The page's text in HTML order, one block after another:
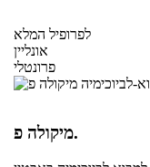
לפרופיל המלא
אונליין
פרונטלי
מיקולה פ.